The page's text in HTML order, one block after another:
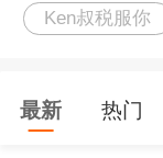
务严重脱节。
土主体。业务
各种隐患集中
Ken叔税服你
最新 热门